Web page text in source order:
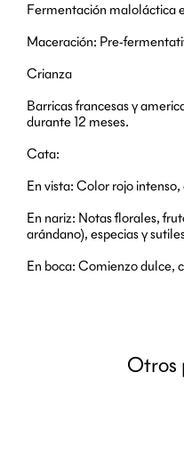
Fermentación maloláctica
Maceración: Pre-
Crianza
Barricas francesas y
durante 12 meses.
Cata:
En vista: Color rojo
En nariz: Notas florales,
arándano), especias y
En boca: Comienzo dulce,
Otros